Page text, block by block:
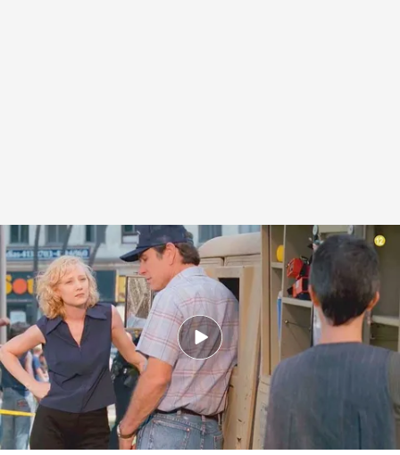
'Volcano'
bemad.es
15 ENE 2025 - 13:10h.
¡En Be Mad estamos locos por el cine!
Compartir